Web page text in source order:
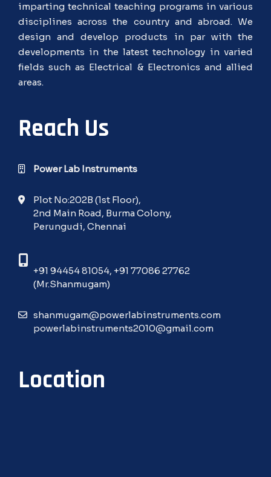
imparting technical teaching programs in various
disciplines across the country and abroad. We
design and develop products in par with the
developments in the latest technology in varied
fields such as Electrical & Electronics and allied
areas.
Reach Us
Power Lab Instruments
Plot No:202B (1st Floor),
2nd Main Road, Burma Colony,
Perungudi, Chennai
+91 94454 81054, +91 77086 27762
(Mr.Shanmugam)
shanmugam@powerlabinstruments.com
powerlabinstruments2010@gmail.com
Location